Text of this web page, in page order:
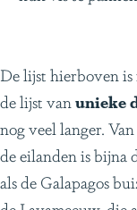
De lijst hierboven
de lijst vanunieke
nog veel langer.
de eilanden is bijna
als de Galapagos